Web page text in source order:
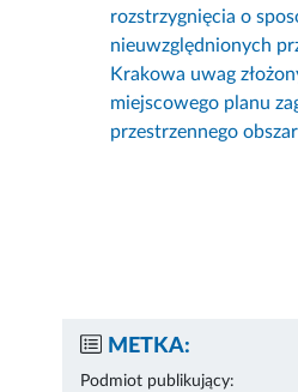
rozstrzygnięcia o
nieuwzględnionych
Krakowa uwag
miejscowego planu
przestrzennego
METKA:
Podmiot publikujący: